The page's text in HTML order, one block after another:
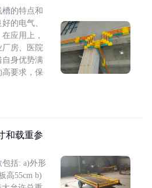
的特点和
的电气、
应用上，
厂房、医院
自身优势满
要求，保
和载重参
包括: a)外形
高55cm b)